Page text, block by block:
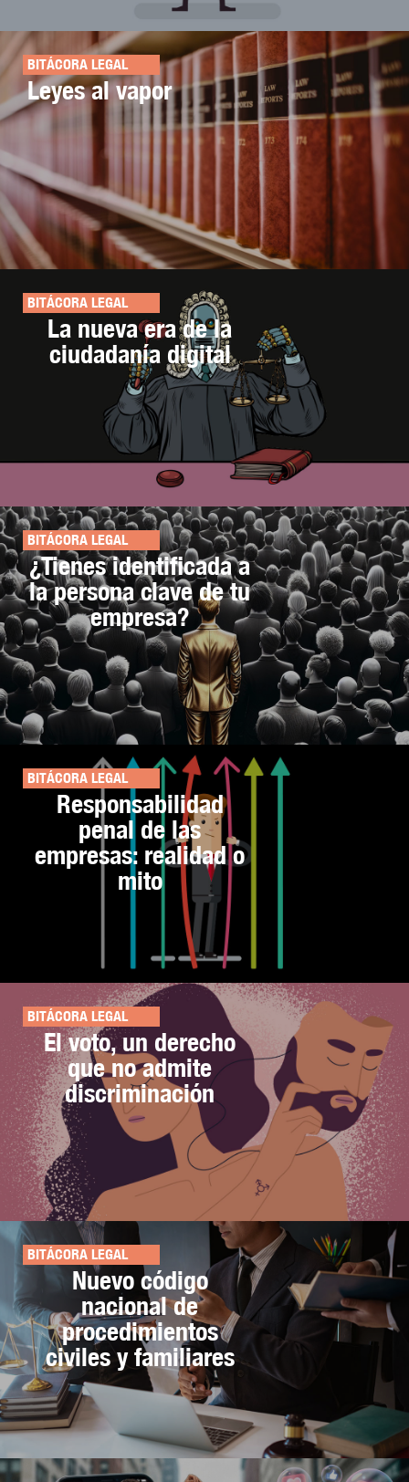
BITÁCORA LEGAL
Leyes al vapor
BITÁCORA LEGAL
La nueva era de la
ciudadanía digital
BITÁCORA LEGAL
¿Tienes identificada a
la persona clave de tu
empresa?
BITÁCORA LEGAL
Responsabilidad
penal de las
empresas: realidad o
mito
BITÁCORA LEGAL
El voto, un derecho
que no admite
discriminación
BITÁCORA LEGAL
Nuevo código
nacional de
procedimientos
civiles y familiares